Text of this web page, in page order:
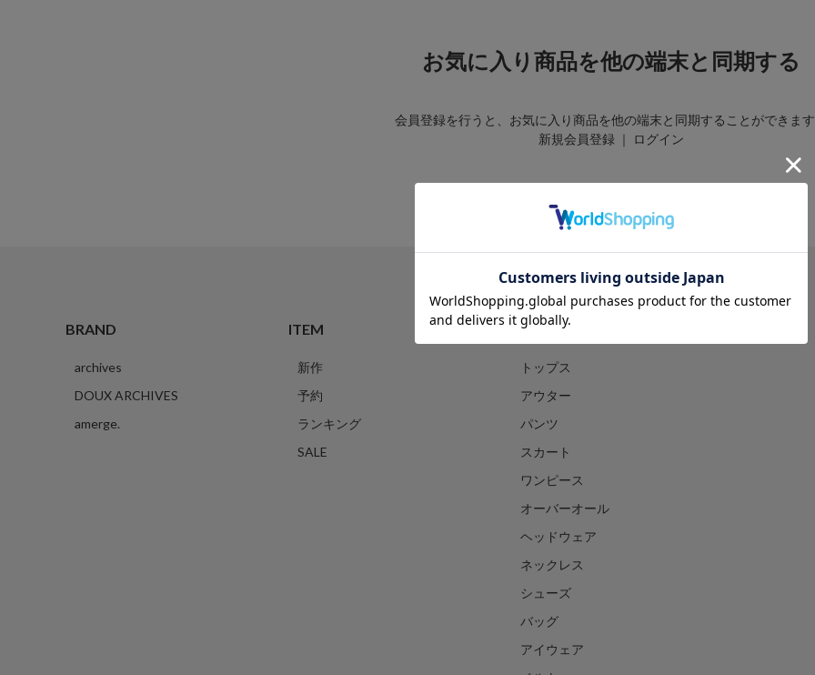
お気に入り商品を他の端末と同期する
会員登録を行うと、お気に入り商品を他の端末と同期することができます
新規会員登録 ｜ ログイン
BRAND
archives
DOUX ARCHIVES
amerge.
ITEM
新作
予約
ランキング
SALE
CATEGORY
トップス
アウター
パンツ
スカート
ワンピース
オーバーオール
ヘッドウェア
ネックレス
シューズ
バッグ
アイウェア